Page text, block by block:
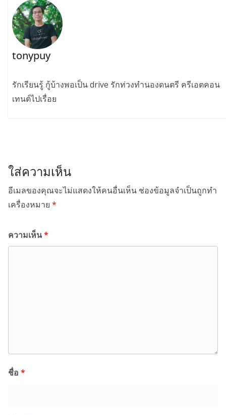
tonypuy
รักเรียนรู้ กู้บ้างพอเป็น drive รักท่วงทำนองดนตรี ครีเอตคอน
เทนต์ไปเรื่อย
ใส่ความเห็น
อีเมลของคุณจะไม่แสดงให้คนอื่นเห็น ช่องข้อมูลจำเป็นถูกทำ
เครื่องหมาย *
ความเห็น*
ชื่อ *